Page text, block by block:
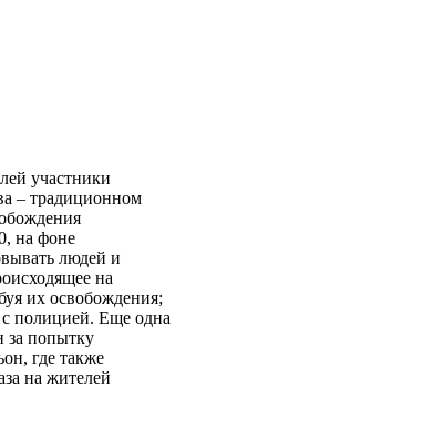
участники
– традиционном
на фоне
людей и
на
их освобождения;
полицией. Еще одна
за попытку
где также
на жителей